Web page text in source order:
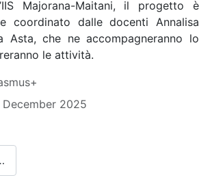
Majorana-Maitani, il progetto è
coordinato dalle docenti Annalisa
Asta, che ne accompagneranno lo
le attività.
December 2025